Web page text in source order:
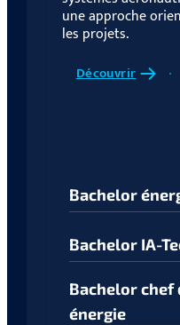
une approche
les projets.
Découvrir
Bachelor
Bachelor IA-
Bachelor chef
énergie